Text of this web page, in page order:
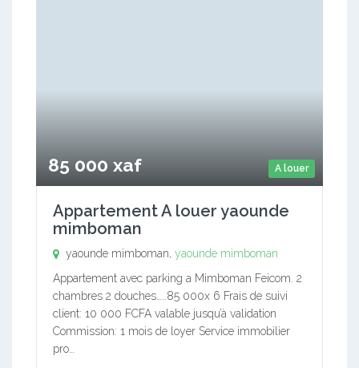
A louer
85 000 xaf
Appartement A louer yaounde
mimboman
yaounde mimboman, yaounde mimboman
Appartement avec parking a Mimboman Feicom. 2
chambres 2 douches…..85 000x 6 Frais de suivi
client: 10 000 FCFA valable jusqu’à validation
Commission: 1 mois de loyer Service immobilier
pro…